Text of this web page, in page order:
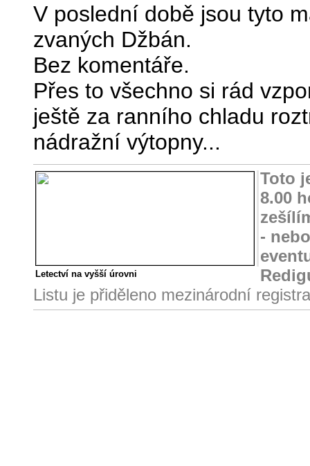
V poslední době jsou tyto
zvaných Džbán.
Bez komentáře.
Přes to všechno si rád
ještě za ranního chladu
nádražní výtopny...
Letectví na vyšší úrovni
Toto
8.00
-
Listu je přiděleno mezinárodní